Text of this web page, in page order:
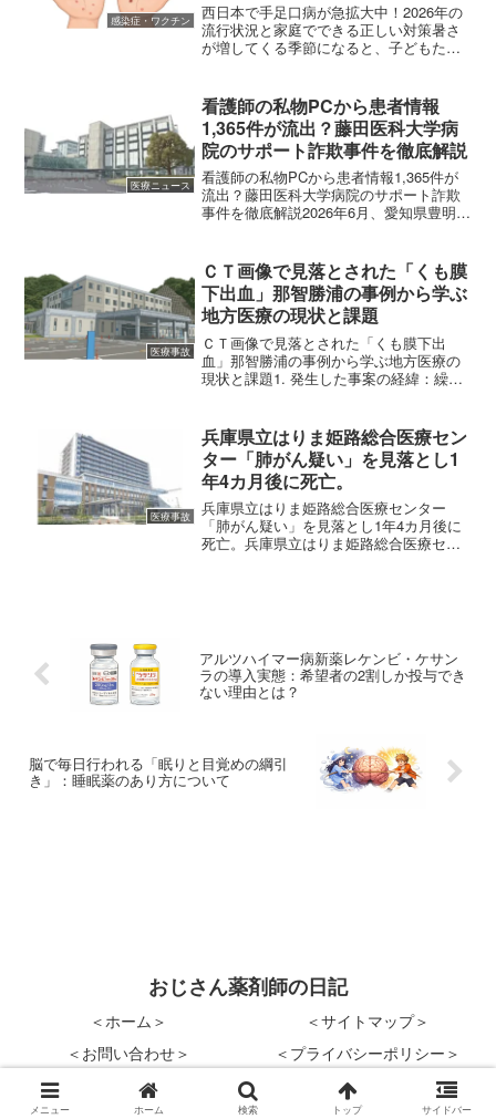
感染症・ワクチン
西日本で手足口病が急拡大中！2026年の
流行状況と家庭でできる正しい対策暑さ
が増してくる季節になると、子どもたち
（てあしくちびょう）」です。2026年、
この手足口病が西日...
医療ニュース
看護師の私物PCから患者情報
1,365件が流出？藤田医科大学病
院のサポート詐欺事件を徹底解説
看護師の私物PCから患者情報1,365件が
流出？藤田医科大学病院のサポート詐欺
事件を徹底解説2026年6月、愛知県豊明市
能性があるという衝撃的なニュースが飛
び込んできま...
医療事故
ＣＴ画像で見落とされた「くも膜
下出血」那智勝浦の事例から学ぶ
地方医療の現状と課題
ＣＴ画像で見落とされた「くも膜下出
血」那智勝浦の事例から学ぶ地方医療の
現状と課題1. 発生した事案の経緯：繰り
る「那智勝浦町立温泉病院」で発生しま
した。被害に遭っ...
医療事故
兵庫県立はりま姫路総合医療セン
ター「肺がん疑い」を見落とし1
年4カ月後に死亡。
兵庫県立はりま姫路総合医療センター
「肺がん疑い」を見落とし1年4カ月後に
死亡。兵庫県立はりま姫路総合医療セン
アルツハイマー病新薬レケンビ・ケサン
ラの導入実態：希望者の2割しか投与でき
ない理由とは？
脳で毎日行われる「眠りと目覚めの綱引
き」：睡眠薬のあり方について
おじさん薬剤師の日記
＜ホーム＞
＜サイトマップ＞
＜お問い合わせ＞
＜プライバシーポリシー＞
© 2017-2026 おじさん薬剤師の日記.
メニュー ホーム 検索 トップ サイドバー